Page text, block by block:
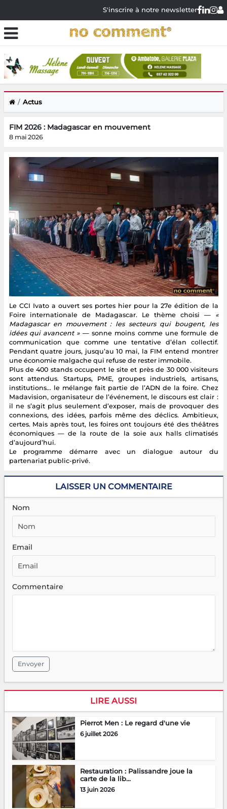
S'inscrire à notre newsletter
Actus
FIM 2026 : Madagascar en mouvement
8 mai 2026
Le CCI Ivato a ouvert ses portes hier pour la 27e édition de la
Foire internationale de Madagascar. Le thème choisi — «
Madagascar en mouvement : les secteurs qui bougent, les
idées qui avancent »— sonne moins comme une formule de
communication que comme une tentative d’élan collectif.
Pendant quatre jours, jusqu’au 10 mai, la FIM entend montrer
une économie malgache qui refuse de rester immobile.
Plus de 400 stands occupent le site et près de 30 000 visiteurs
sont attendus. Startups, PME, groupes industriels, artisans,
institutions… le mélange fait partie de l’ADN de la foire. Chez
Madavision, organisateur de l’événement, le discours est clair :
il ne s’agit plus seulement d’exposer, mais de provoquer des
connexions, des idées, parfois même des déclics. Ambitieux,
certes. Mais après tout, les foires ont toujours été des théâtres
économiques — de la route de la soie aux halls climatisés
d’aujourd’hui.
Le programme démarre avec un dialogue autour du
partenariat public-privé.
LAISSER UN COMMENTAIRE
Nom
Email
Commentaire
Envoyer
LIRE AUSSI
Pierrot Men : Le regard d'une vie
6 juillet 2026
Restauration : Palissandre joue la
carte de la lib...
13 juin 2026